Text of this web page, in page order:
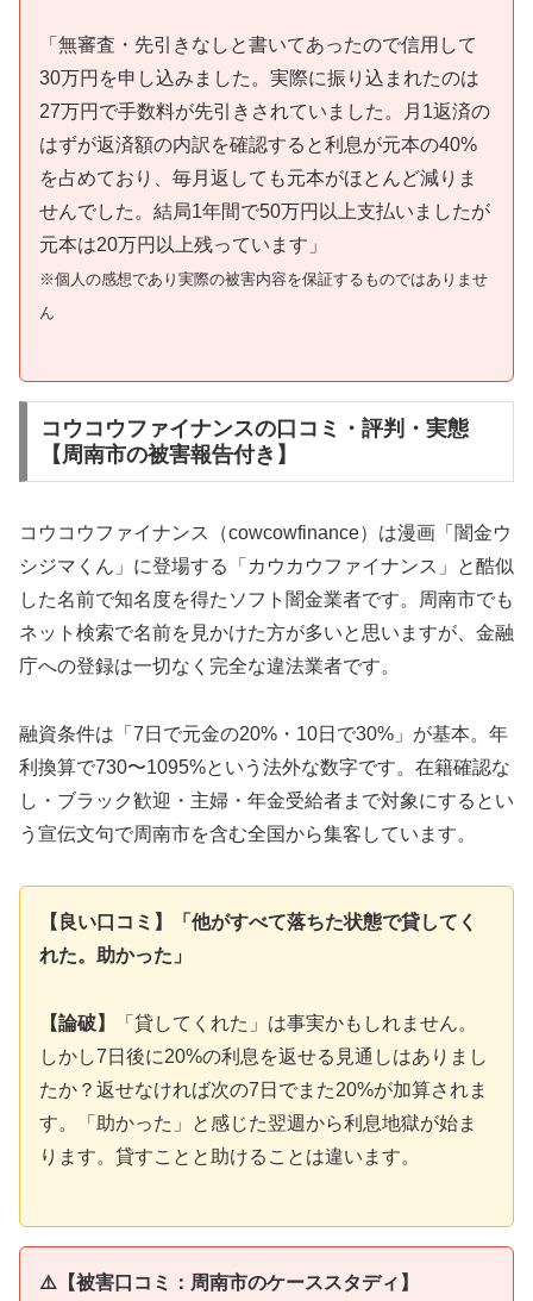
「無審査・先引きなしと書いてあったので信用して
30万円を申し込みました。実際に振り込まれたのは
27万円で手数料が先引きされていました。月1返済の
はずが返済額の内訳を確認すると利息が元本の40%
を占めており、毎月返しても元本がほとんど減りま
せんでした。結局1年間で50万円以上支払いましたが
元本は20万円以上残っています」
※個人の感想であり実際の被害内容を保証するものではありませ
ん
コウコウファイナンスの口コミ・評判・実態
【周南市の被害報告付き】
コウコウファイナンス（cowcowfinance）は漫画「闇金ウ
シジマくん」に登場する「カウカウファイナンス」と酷似
した名前で知名度を得たソフト闇金業者です。周南市でも
ネット検索で名前を見かけた方が多いと思いますが、金融
庁への登録は一切なく完全な違法業者です。
融資条件は「7日で元金の20%・10日で30%」が基本。年
利換算で730〜1095%という法外な数字です。在籍確認な
し・ブラック歓迎・主婦・年金受給者まで対象にするとい
う宣伝文句で周南市を含む全国から集客しています。
【良い口コミ】「他がすべて落ちた状態で貸してく
れた。助かった」
【論破】
「貸してくれた」は事実かもしれません。
しかし7日後に20%の利息を返せる見通しはありまし
たか？返せなければ次の7日でまた20%が加算されま
す。「助かった」と感じた翌週から利息地獄が始ま
ります。貸すことと助けることは違います。
⚠️【被害口コミ：周南市のケーススタディ】